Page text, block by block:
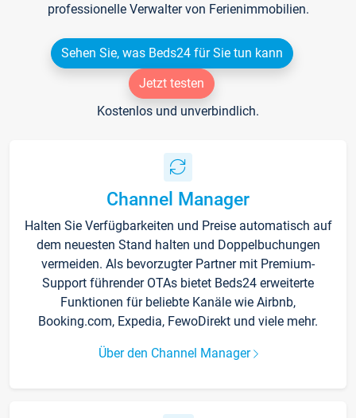
professionelle Verwalter von Ferienimmobilien.
Sehen Sie, was Beds24 für Sie tun kann
Jetzt testen
Kostenlos und unverbindlich.
Channel Manager
Halten Sie Verfügbarkeiten und Preise automatisch auf
dem neuesten Stand halten und Doppelbuchungen
vermeiden. Als bevorzugter Partner mit Premium-
Support führender OTAs bietet Beds24 erweiterte
Funktionen für beliebte Kanäle wie Airbnb,
Booking.com, Expedia, FewoDirekt und viele mehr.
Über den Channel Manager